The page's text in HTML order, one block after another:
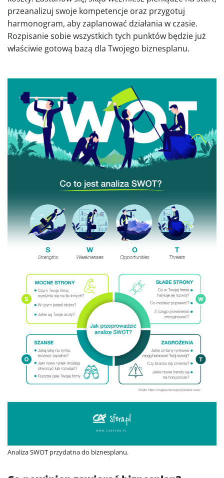
przeanalizuj swoje kompetencje oraz przygotuj
harmonogram, aby zaplanować działania w czasie.
Rozpisanie sobie wszystkich tych punktów będzie już
właściwie gotową bazą dla Twojego biznesplanu.
Analiza SWOT przydatna do biznesplanu.